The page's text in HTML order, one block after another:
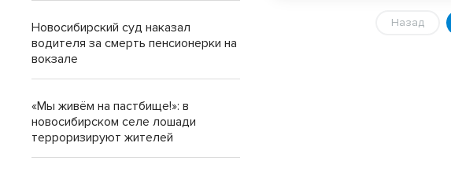
Назад
Новосибирский суд наказал
водителя за смерть пенсионерки на
вокзале
«Мы живём на пастбище!»: в
новосибирском селе лошади
терроризируют жителей